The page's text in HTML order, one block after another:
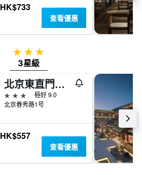
HK$733
查看優惠
3星級
3星級
北京東直門智選假日酒店
3星級
極好 9.0
北京春秀路1号
HK$557
查看優惠